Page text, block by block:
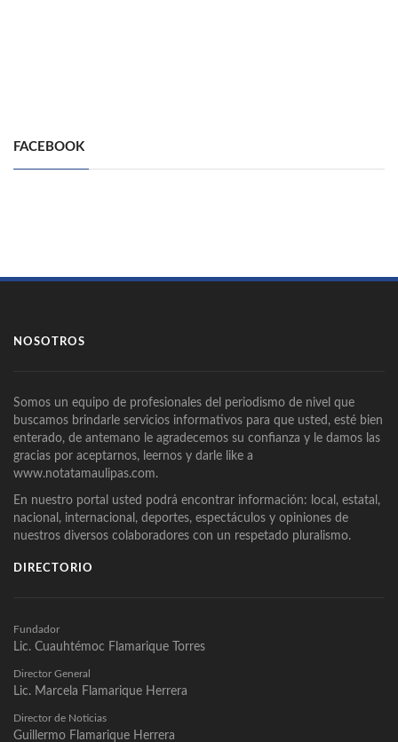
FACEBOOK
NOSOTROS
Somos un equipo de profesionales del periodismo de nivel que
buscamos brindarle servicios informativos para que usted, esté bien
enterado, de antemano le agradecemos su confianza y le damos las
gracias por aceptarnos, leernos y darle like a
www.notatamaulipas.com.
En nuestro portal usted podrá encontrar información: local, estatal,
nacional, internacional, deportes, espectáculos y opiniones de
nuestros diversos colaboradores con un respetado pluralismo.
DIRECTORIO
Fundador
Lic. Cuauhtémoc Flamarique Torres
Director General
Lic. Marcela Flamarique Herrera
Director de Noticias
Guillermo Flamarique Herrera